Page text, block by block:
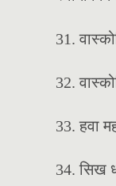
31.
32.
33. हवा
34. सिख